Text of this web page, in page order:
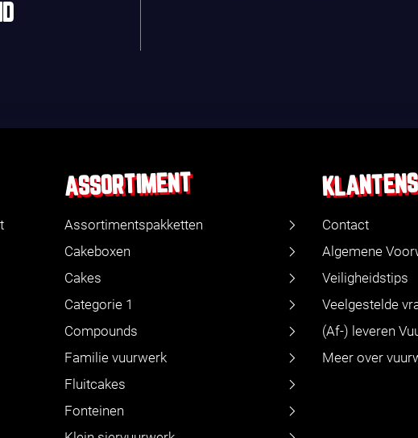
ASSORTIMENT
Assortimentspakketten
Cakeboxen
Cakes
Categorie 1
Compounds
Familie vuurwerk
Fluitcakes
Fonteinen
Contact
Algemene
Veiligheidstips
Veelgestelde
(Af-) leveren
Meer over